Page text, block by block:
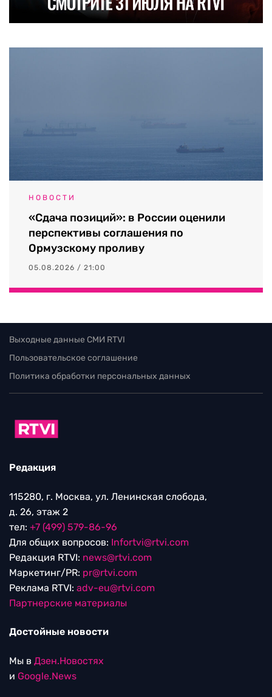
НОВОСТИ
«Сдача позиций»: в России оценили
перспективы соглашения по
Ормузскому проливу
05.08.2026 / 21:00
Выходные данные СМИ RTVI
Пользовательское соглашение
Политика обработки персональных данных
Редакция
115280, г. Москва, ул. Ленинская слобода,
д. 26, этаж 2
тел: +7 (499) 579-86-96
Для общих вопросов: Infortvi@rtvi.com
Редакция RTVI: news@rtvi.com
Маркетинг/PR: pr@rtvi.com
Реклама RTVI: adv-eu@rtvi.com
Партнерские материалы
Достойные новости
Мы в Дзен.Новостях
и Google.News